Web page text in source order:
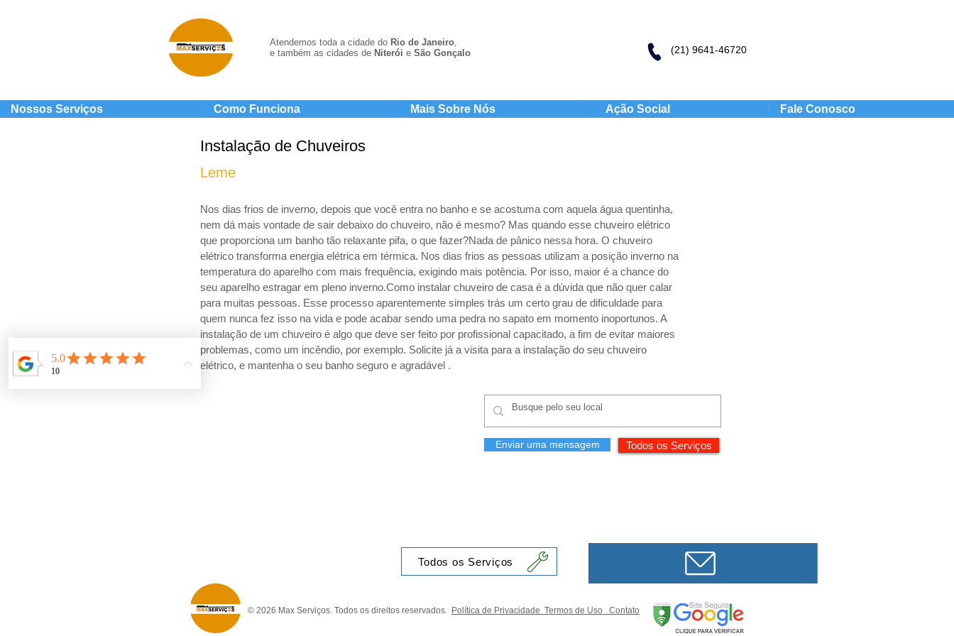
Atendemos toda a cidade do Rio de Janeiro,
e também as cidades de Niterói e São Gonçal o (21) 9641-46720
Nossos Serviços Como Funciona Mais Sobre Nós Ação Social Fale Conosco
Instalação de Chuveiros
Leme
Nos dias frios de inverno, depois que você entra no banho e se acostuma com aquela água quentinha,
nem dá mais vontade de sair debaixo do chuveiro, não é mesmo? Mas quando esse chuveiro elétrico
que proporciona um banho tão relaxante pifa, o que fazer?Nada de pânico nessa hora. O chuveiro
elétrico transforma energia elétrica em térmica. Nos dias frios as pessoas utilizam a posição inverno na
temperatura do aparelho com mais frequência, exigindo mais potência. Por isso, maior é a chance do
seu aparelho estragar em pleno inverno.Como instalar chuveiro de casa é a dúvida que não quer calar
para muitas pessoas. Esse processo aparentemente simples trás um certo grau de dificuldade para
quem nunca fez isso na vida e pode acabar sendo uma pedra no sapato em momento inoportunos. A
instalação de um chuveiro é algo que deve ser feito por profissional capacitado, a fim de evitar maiores
problemas, como um incêndio, por exemplo. Solicite já a visita para a instalação do seu chuveiro
elétrico, e mantenha o seu banho seguro e agradável .
Enviar uma mensagem Todos os Serviços
Todos os Serviços
© 2026 Max Serviços. Todos os direitos reservados. Política de Privacidade Termos de Uso Contato